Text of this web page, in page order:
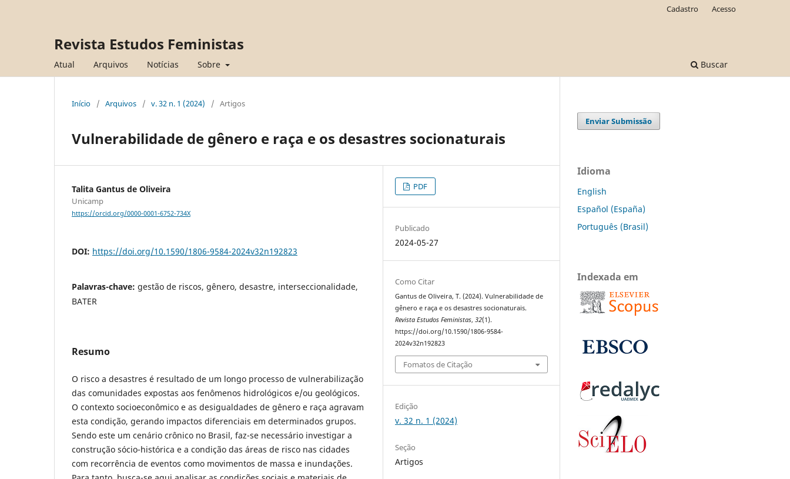
Revista Estudos Feministas
Atual Arquivos Notícias Sobre Buscar
Cadastro Acesso
Início / Arquivos / v. 32 n. 1 (2024) / Artigos
Vulnerabilidade de gênero e raça e os desastres socionaturais
Talita Gantus de Oliveira
Unicamp
https://orcid.org/0000-0001-6752-734X
DOI: https://doi.org/10.1590/1806-9584-2024v32n192823
Palavras-chave: gestão de riscos, gênero, desastre, interseccionalidade,
BATER
Resumo
O risco a desastres é resultado de um longo processo de vulnerabilização
das comunidades expostas aos fenômenos hidrológicos e/ou geológicos.
O contexto socioeconômico e as desigualdades de gênero e raça agravam
esta condição, gerando impactos diferenciais em determinados grupos.
Sendo este um cenário crônico no Brasil, faz-se necessário investigar a
construção sócio-histórica e a condição das áreas de risco nas cidades
com recorrência de eventos como movimentos de massa e inundações.
PDF
Publicado
2024-05-27
Como Citar
Gantus de Oliveira, T. (2024). Vulnerabilidade de
gênero e raça e os desastres socionaturais.
Revista Estudos Feministas,32(1).
https://doi.org/10.1590/1806-9584-
2024v32n192823
Fomatos de Citação
Edição
v. 32 n. 1 (2024)
Seção
Artigos
Enviar Submissão
Idioma
English
Español (España)
Português (Brasil)
Indexada em